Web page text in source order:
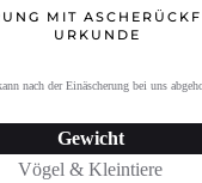
MIT
URKUNDE
nach der Einäscherung bei uns
Gewicht
Vögel & Kleintiere